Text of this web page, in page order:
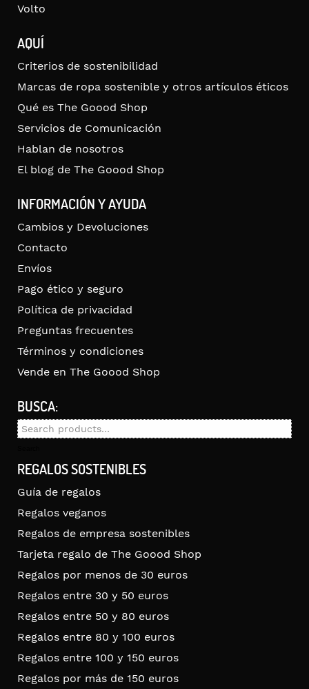
Volto
AQUÍ
Criterios de sostenibilidad
Marcas de ropa sostenible y otros artículos éticos
Qué es The Goood Shop
Servicios de Comunicación
Hablan de nosotros
El blog de The Goood Shop
INFORMACIÓN Y AYUDA
Cambios y Devoluciones
Contacto
Envíos
Pago ético y seguro
Política de privacidad
Preguntas frecuentes
Términos y condiciones
Vende en The Goood Shop
BUSCA:
Search
REGALOS SOSTENIBLES
Guía de regalos
Regalos veganos
Regalos de empresa sostenibles
Tarjeta regalo de The Goood Shop
Regalos por menos de 30 euros
Regalos entre 30 y 50 euros
Regalos entre 50 y 80 euros
Regalos entre 80 y 100 euros
Regalos entre 100 y 150 euros
Regalos por más de 150 euros